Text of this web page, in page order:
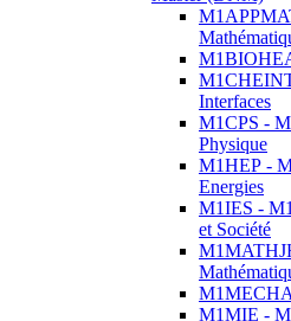
Interfaces
M1CPS -
Physique
M1HEP -
Energies
M1IES -
et Société
M1MIE -